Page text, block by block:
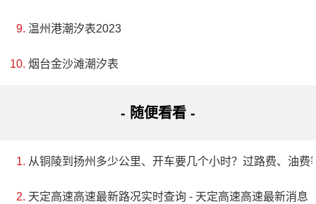
温州港潮汐表2023
烟台金沙滩潮汐表
- 随便看看 -
从铜陵到扬州多少公里、开车要几个小时？过路费、油费
天定高速高速最新路况实时查询 - 天定高速高速最新消息